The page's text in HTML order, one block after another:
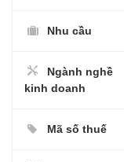
Nhu cầu
Ngành nghề
kinh doanh
Mã số thuế